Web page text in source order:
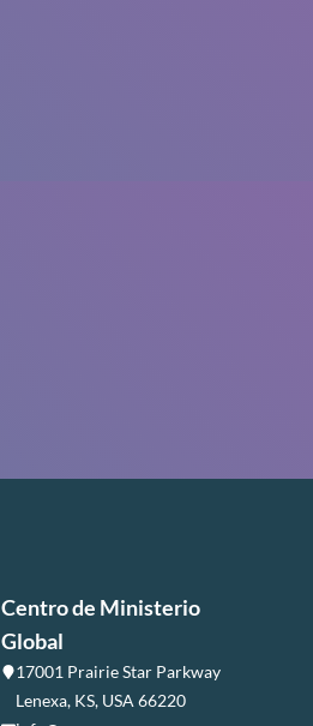
Centro de Ministerio
Global
17001 Prairie Star Parkway
Lenexa, KS, USA 66220